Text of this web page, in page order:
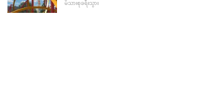
မိသားစုခရီးသွား